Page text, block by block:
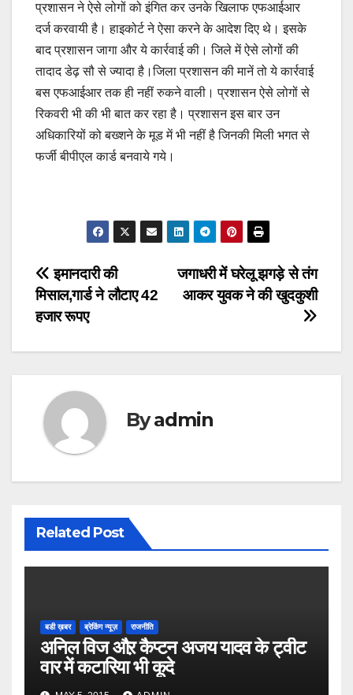
प्रशासन ने ऐसे लोगों को इंगित कर उनके खिलाफ एफआईआर
दर्ज करवायी है। हाइकोर्ट ने ऐसा करने के आदेश दिए थे। इसके
बाद प्रशासन जागा और ये कार्रवाई की। जिले में ऐसे लोगों की
तादाद डेढ़ सौ से ज्यादा है।जिला प्रशासन की मानें तो ये कार्रवाई
बस एफआईआर तक ही नहीं रुकने वाली। प्रशासन ऐसे लोगों से
रिकवरी भी की भी बात कर रहा है। प्रशासन इस बार उन
अधिकारियों को बख्शने के मूड में भी नहीं है जिनकी मिली भगत से
फर्जी बीपीएल कार्ड बनवाये गये।
Post
navigation
जगाधरी में घरेलू झगड़े से तंग
आकर युवक ने की खुदकुशी
इमानदारी की
मिसाल,गार्ड ने लौटाए 42
हजार रूपए
Byadmin
Related Post
बडी ख़बर ब्रेकिंग न्यूज़ राजनीति
अनिल विज औऱ कैप्टन अजय यादव के ट्वीट
वार में कटारिया भी कूदे